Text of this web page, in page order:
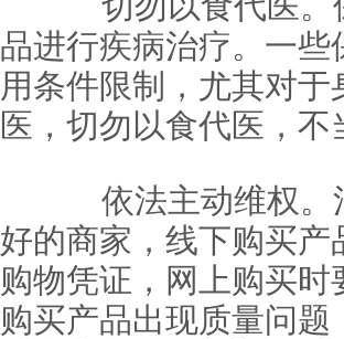
品进行疾病治疗。一
用条件限制，尤其对
医，切勿以食代医，
依法主动维权。
好的商家，线下购买
购物凭证，网上购买
购买产品出现质量问